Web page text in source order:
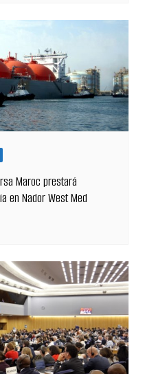
Maroc prestará
en Nador West Med